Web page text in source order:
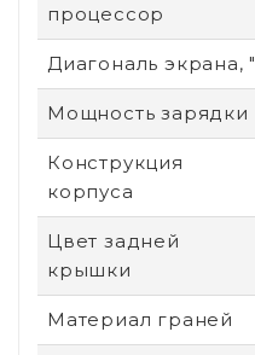
процессор
Диагональ экрана, "
Мощность зарядки
Конструкция
корпуса
Цвет задней
крышки
Материал граней